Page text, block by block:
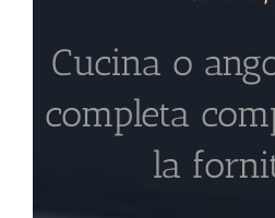
Cucina o
completa
la